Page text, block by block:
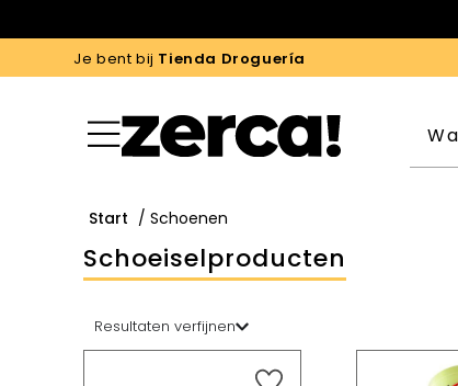
Je bent bij Tienda Droguería
Start / Schoenen
Schoeiselproducten
Resultaten verfijnen